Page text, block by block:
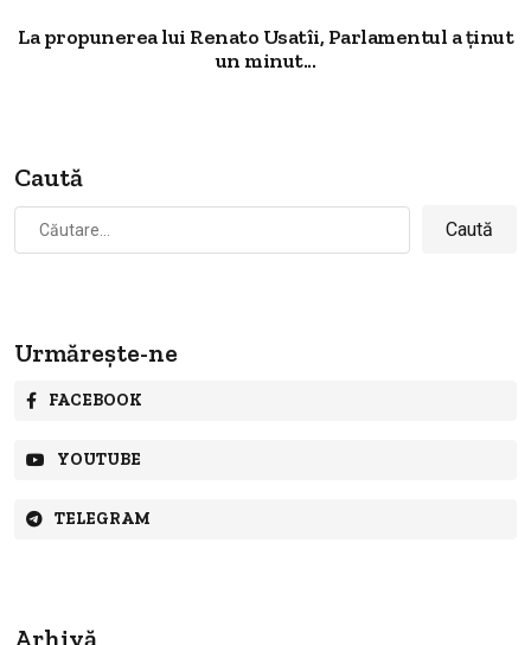
La propunerea lui Renato Usatîi, Parlamentul a ținut
un minut...
Caută
Caută
după:
Urmărește-ne
FACEBOOK
YOUTUBE
TELEGRAM